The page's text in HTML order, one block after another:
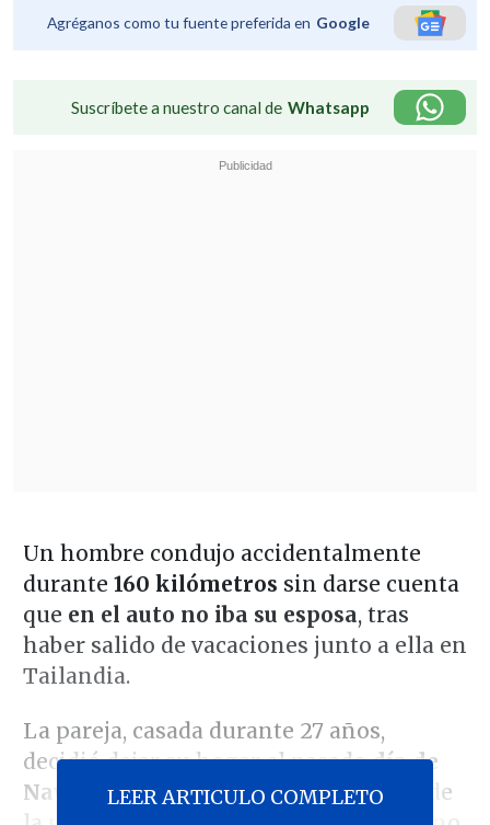
Agréganos como tu fuente preferida en Google
Suscríbete a nuestro canal de Whatsapp
Un hombre condujo accidentalmente
durante 160 kilómetros sin darse cuenta
que en el auto no iba su esposa, tras
haber salido de vacaciones junto a ella en
Tailandia.
La pareja, casada durante 27 años,
decidió dejar su hogar el pasadodía de
Navidad para viajar donde familiares de
LEER ARTICULO COMPLETO